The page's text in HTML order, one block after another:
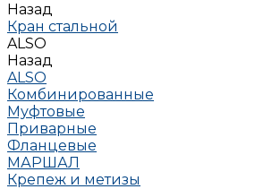
Назад
Кран стальной
ALSO
Назад
ALSO
Комбинированные
Муфтовые
Приварные
Фланцевые
МАРШАЛ
Крепеж и метизы